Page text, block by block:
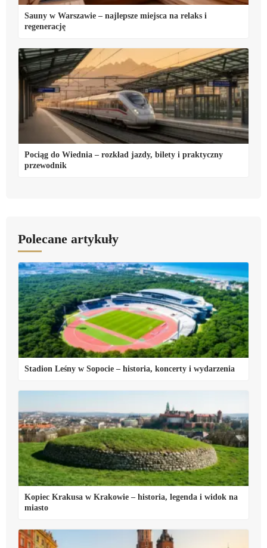
Sauny w Warszawie – najlepsze miejsca na relaks i
regenerację
Pociąg do Wiednia – rozkład jazdy, bilety i praktyczny
przewodnik
Polecane artykuły
Stadion Leśny w Sopocie – historia, koncerty i wydarzenia
Kopiec Krakusa w Krakowie – historia, legenda i widok na
miasto